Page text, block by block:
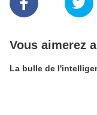
Vous aimerez
La bulle de